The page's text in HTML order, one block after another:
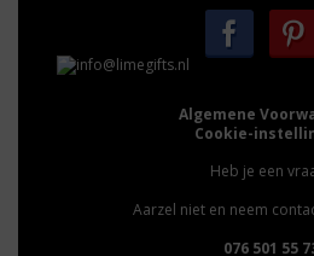
Algemene
Cookie-
Heb je een
Aarzel niet en neem
076 501 55